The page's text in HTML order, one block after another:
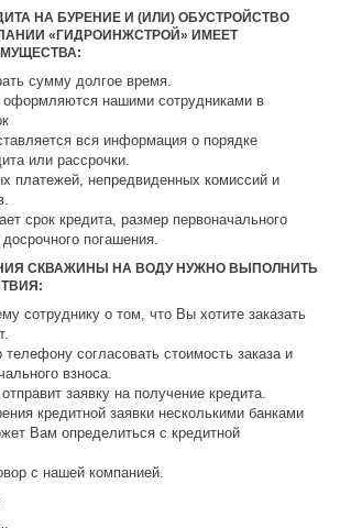
НА БУРЕНИЕ И (ИЛИ) ОБУСТРОЙСТВО
«ГИДРОИНЖСТРОЙ» ИМЕЕТ
сумму долгое время.
оформляются нашими сотрудниками в
вся информация о порядке
или рассрочки.
платежей, непредвиденных комиссий и
срок кредита, размер первоначального
погашения.
СКВАЖИНЫ НА ВОДУ НУЖНО ВЫПОЛНИТЬ
сотруднику о том, что Вы хотите заказать
согласовать стоимость заказа и
взноса.
заявку на получение кредита.
кредитной заявки несколькими банками
Вам определиться с кредитной
с нашей компанией.